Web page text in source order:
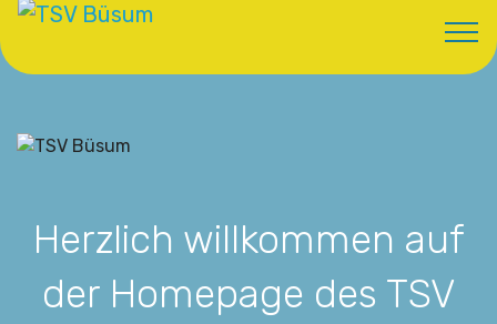
Herzlich willkommen auf
der Homepage des TSV